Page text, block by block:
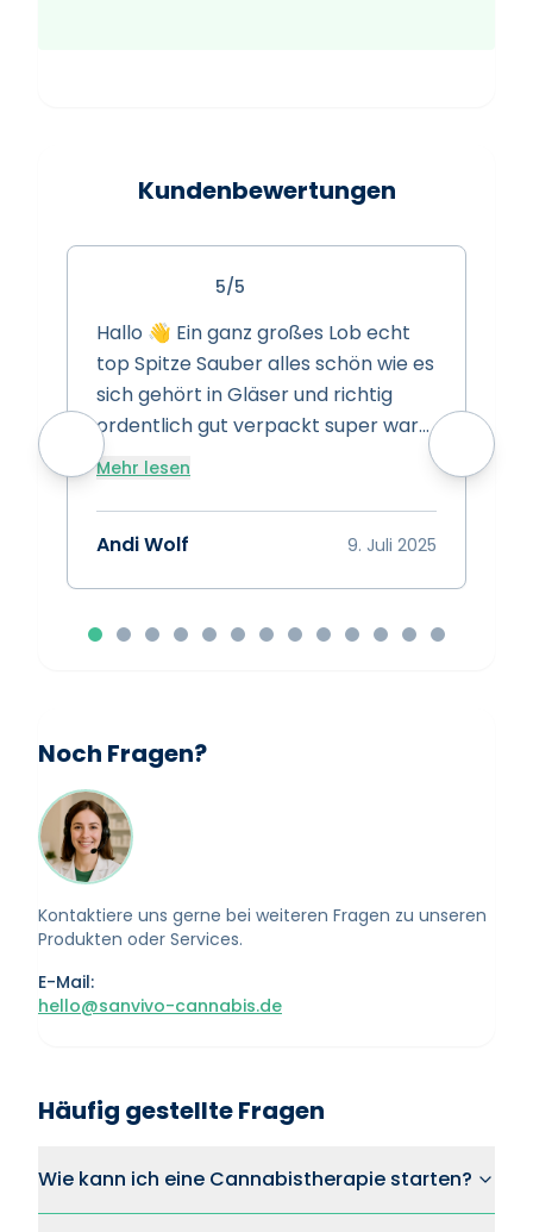
Kundenbewertungen
5/5
Hallo 👋 Ein ganz großes Lob echt
top Spitze Sauber alles schön wie es
sich gehört in Gläser und richtig
ordentlich gut verpackt super ware
super Preise super Leistung Spitze
Bewertung 15/10 👍👍👍
Mehr lesen
Andi Wolf 9. Juli 2025
Noch Fragen?
Kontaktiere uns gerne bei weiteren Fragen zu unseren
Produkten oder Services.
E-Mail:
hello@sanvivo-cannabis.de
Häufig gestellte Fragen
Wie kann ich eine Cannabistherapie starten?